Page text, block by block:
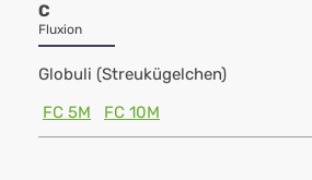
C
Fluxion
Globuli (Streukügelchen)
FC 5M
FC 10M